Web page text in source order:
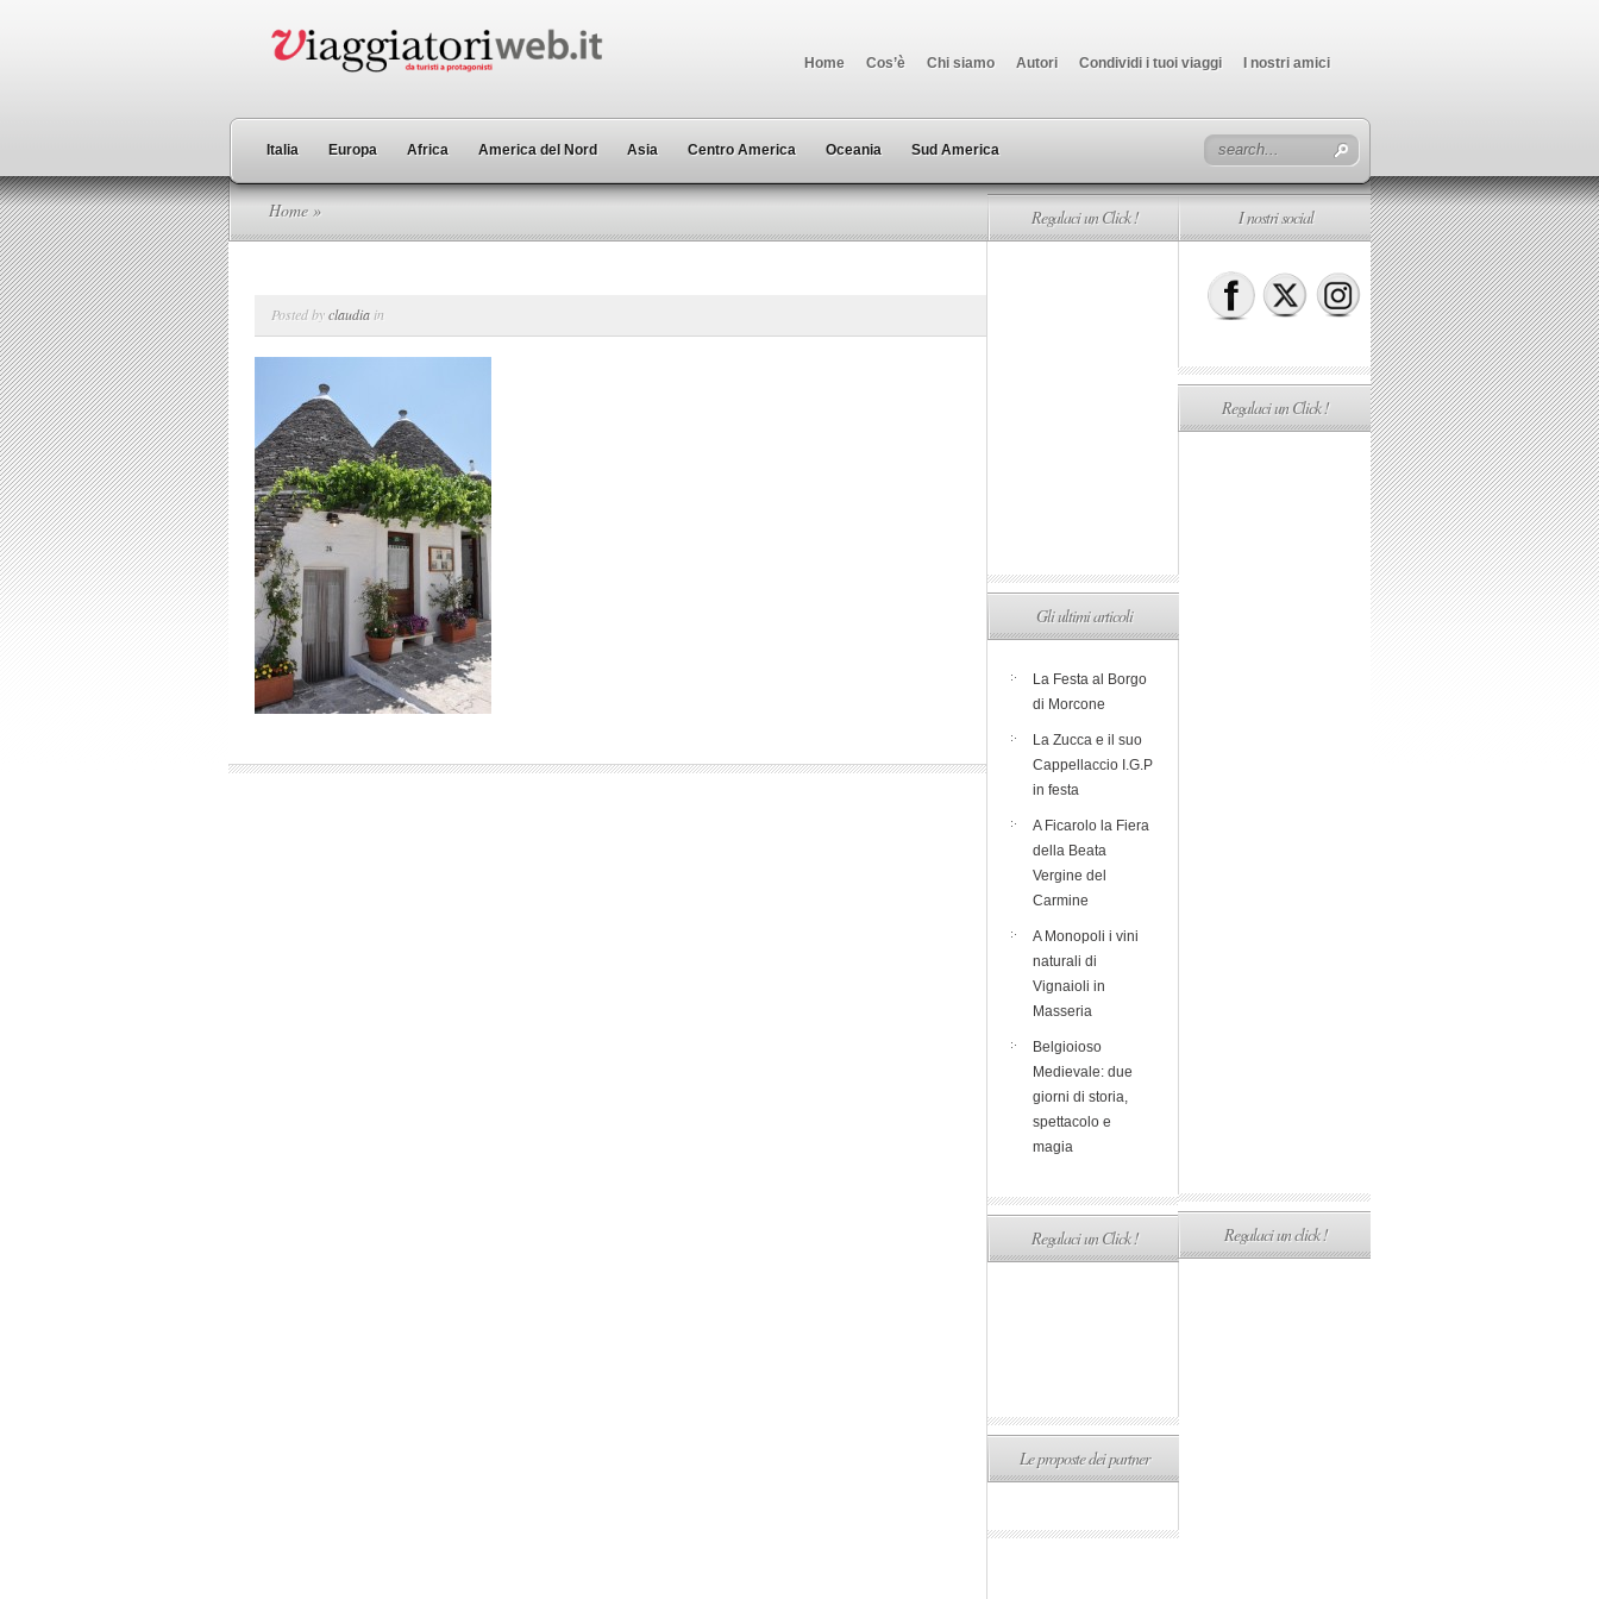
Home Cos’è Chi siamo Autori Condividi i tuoi viaggi I nostri amici
Italia Europa Africa America del Nord Asia Centro America Oceania Sud America
Home »
Posted byclaudia in
Regalaci un Click !
Gli ultimi articoli
La Festa al Borgo
di Morcone
La Zucca e il suo
Cappellaccio I.G.P
in festa
A Ficarolo la Fiera
della Beata
Vergine del
Carmine
A Monopoli i vini
naturali di
Vignaioli in
Masseria
Belgioioso
Medievale: due
giorni di storia,
spettacolo e
magia
Regalaci un Click !
Le proposte dei partner
I nostri social
Regalaci un Click !
Regalaci un click !